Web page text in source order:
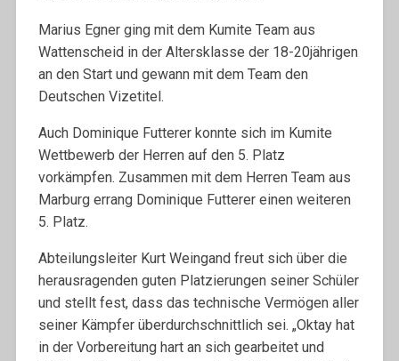
Marius Egner ging mit dem Kumite Team aus
Wattenscheid in der Altersklasse der 18-20jährigen
an den Start und gewann mit dem Team den
Deutschen Vizetitel.
Auch Dominique Futterer konnte sich im Kumite
Wettbewerb der Herren auf den 5. Platz
vorkämpfen. Zusammen mit dem Herren Team aus
Marburg errang Dominique Futterer einen weiteren
5. Platz.
Abteilungsleiter Kurt Weingand freut sich über die
herausragenden guten Platzierungen seiner Schüler
und stellt fest, dass das technische Vermögen aller
seiner Kämpfer überdurchschnittlich sei. „Oktay hat
in der Vorbereitung hart an sich gearbeitet und